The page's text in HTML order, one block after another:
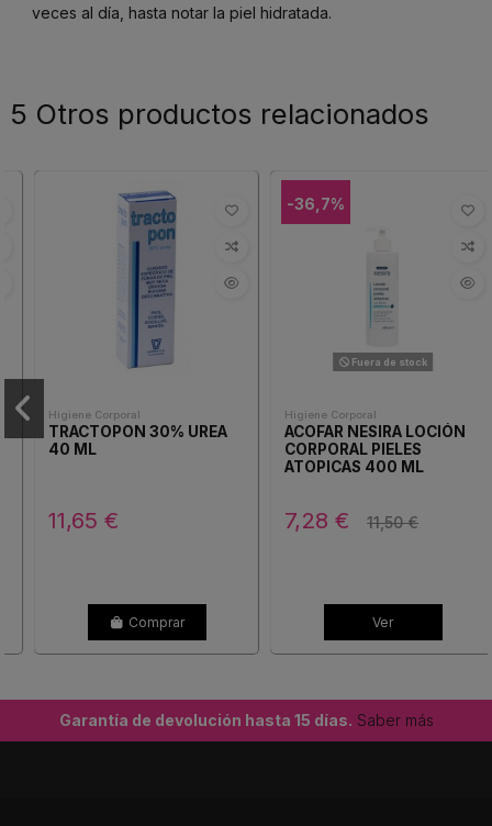
veces al día, hasta notar la piel hidratada.
5 Otros productos relacionados
Higiene Corporal
TRACTOPON 30% UREA
40 ML
11,65 €
Comprar
-36,7%
Fuera de stock
Higiene Corporal
ACOFAR NESIRA LOCIÓN
CORPORAL PIELES
ATOPICAS 400 ML
7,28 € 11,50 €
Ver
Garantía de devolución hasta 15 días. Saber más